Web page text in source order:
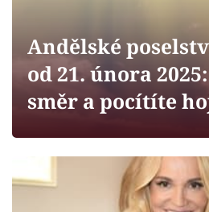
Sledujte prima+
Filmový festival
Mámy sobě
Andělské
od 21. února
směr a pocítíte